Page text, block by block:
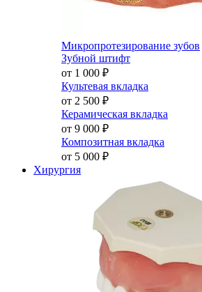
Микропротезирование зубов
Зубной штифт
от 1 000 ₽
Культевая вкладка
от 2 500 ₽
Керамическая вкладка
от 9 000 ₽
Композитная вкладка
от 5 000 ₽
Хирургия